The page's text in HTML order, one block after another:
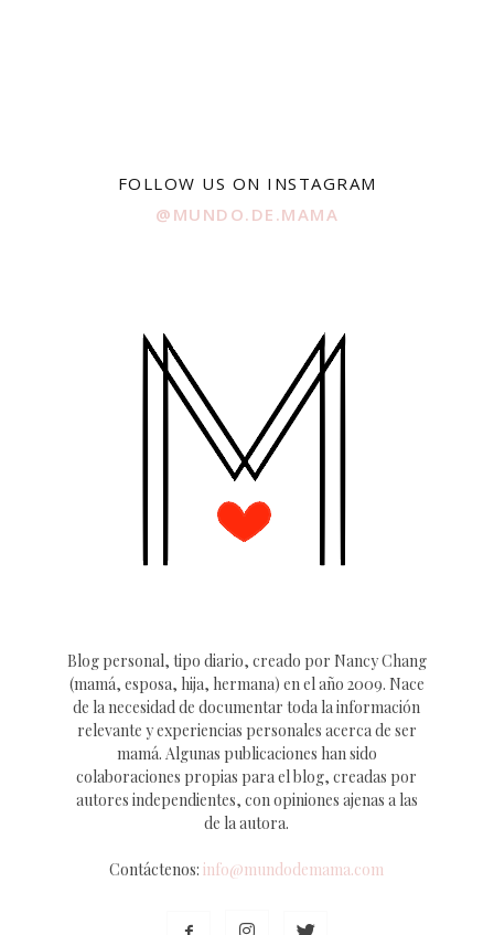
FOLLOW US ON INSTAGRAM
@MUNDO.DE.MAMA
Blog personal, tipo diario, creado por Nancy Chang
(mamá, esposa, hija, hermana) en el año 2009. Nace
de la necesidad de documentar toda la información
relevante y experiencias personales acerca de ser
mamá. Algunas publicaciones han sido
colaboraciones propias para el blog, creadas por
autores independientes, con opiniones ajenas a las
de la autora.
Contáctenos:info@mundodemama.com